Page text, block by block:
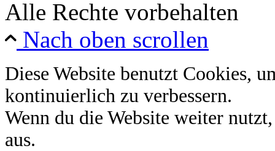
Alle Rechte vorbehalten
Nach oben scrollen
Diese Website benutzt Cookies,
kontinuierlich zu verbessern.
Wenn du die Website weiter
aus.